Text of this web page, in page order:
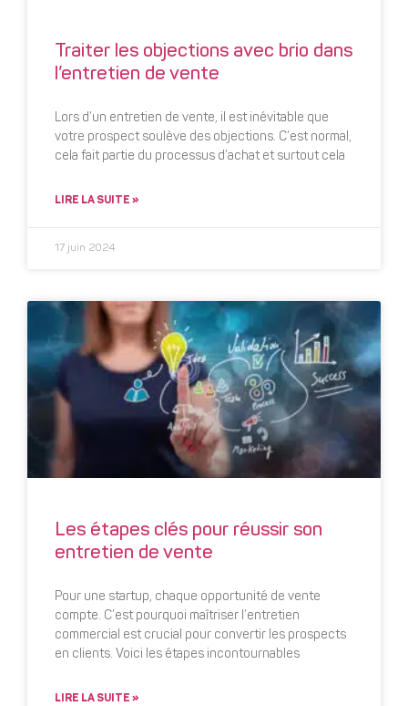
Traiter les objections avec brio dans
l’entretien de vente
Lors d’un entretien de vente, il est inévitable que
votre prospect soulève des objections. C’est normal,
cela fait partie du processus d’achat et surtout cela
LIRE LA SUITE »
17 juin 2024
Les étapes clés pour réussir son
entretien de vente
Pour une startup, chaque opportunité de vente
compte. C’est pourquoi maîtriser l’entretien
commercial est crucial pour convertir les prospects
en clients. Voici les étapes incontournables
LIRE LA SUITE »